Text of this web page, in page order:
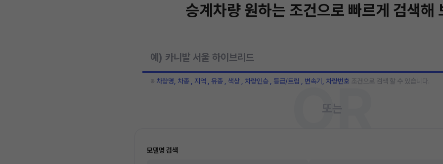
승계차량 원하는 조건으로 빠르게 검색해
※ 차량명, 차종 , 지역 , 유종 , 색상 , 차량인승 , 등급/트림 , 변속기, 차량번호 조건으로 검색 할 수 있습니다.
OR
또는
모델명 검색